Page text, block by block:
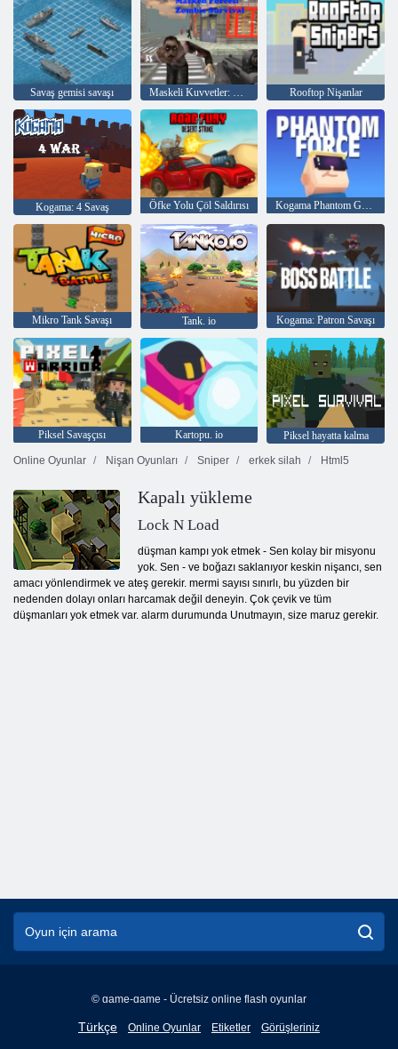
Savaş gemisi savaşı Maskeli Kuvvetler: Zombie Survival Rooftop Nişanlar
Kogama: 4 Savaş Öfke Yolu Çöl Saldırısı Kogama Phantom Gücü
Mikro Tank Savaşı Tank. io Kogama: Patron Savaşı
Piksel Savaşçısı Kartopu. io
Piksel hayatta kalma
Online Oyunlar
Nişan Oyunları Sniper erkek silah Html5
Kapalı yükleme
Lock N Load
düşman kampı yok etmek - Sen kolay bir misyonu
yok. Sen - ve boğazı saklanıyor keskin nişancı, sen
amacı yönlendirmek ve ateş gerekir. mermi sayısı sınırlı, bu yüzden bir
nedenden dolayı onları harcamak değil deneyin. Çok çevik ve tüm
düşmanları yok etmek var. alarm durumunda Unutmayın, size maruz gerekir.
© game-game - Ücretsiz online flash oyunlar
Türkçe
English
Online Oyunlar Etiketler Görüşleriniz